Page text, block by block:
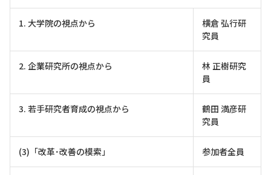
1. 大学院の視点から
横倉 弘行研
究員
2. 企業研究所の視点から
林 正樹研究
員
3. 若手研究者育成の視点から
鶴田 満彦研
究員
(3)「改革･改善の模索」 参加者全員